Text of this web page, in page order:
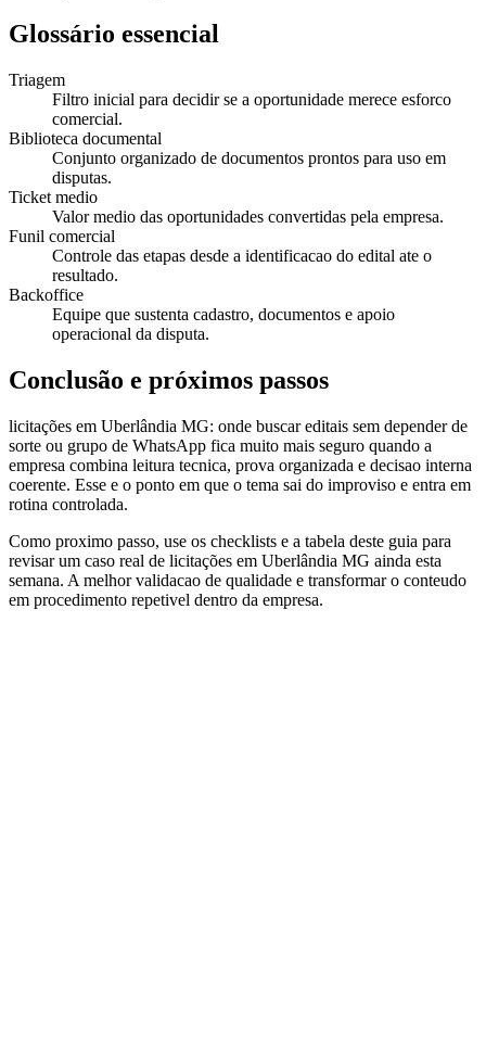
Glossário essencial
Triagem
Filtro inicial para decidir se a oportunidade merece esforco
comercial.
Biblioteca documental
Conjunto organizado de documentos prontos para uso em
disputas.
Ticket medio
Valor medio das oportunidades convertidas pela empresa.
Funil comercial
Controle das etapas desde a identificacao do edital ate o
resultado.
Backoffice
Equipe que sustenta cadastro, documentos e apoio
operacional da disputa.
Conclusão e próximos passos
licitações em Uberlândia MG: onde buscar editais sem depender de
sorte ou grupo de WhatsApp fica muito mais seguro quando a
empresa combina leitura tecnica, prova organizada e decisao interna
coerente. Esse e o ponto em que o tema sai do improviso e entra em
rotina controlada.
Como proximo passo, use os checklists e a tabela deste guia para
revisar um caso real de licitações em Uberlândia MG ainda esta
semana. A melhor validacao de qualidade e transformar o conteudo
em procedimento repetivel dentro da empresa.